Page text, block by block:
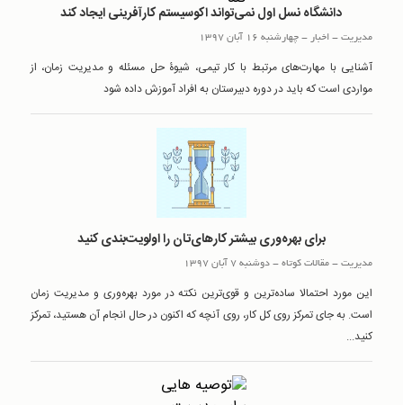
دانشگاه نسل اول نمی‌تواند اکوسیستم کارآفرینی ایجاد کند
مدیریت-اخبار -چهارشنبه 16 آبان 1397
آشنایی با مهارت‌های مرتبط با کار تیمی، شیوۀ حل مسئله و مدیریت زمان، از
مواردی است که باید در دوره دبیرستان به افراد آموزش داده شود
برای بهره‌وری بیشتر کارهای‌تان را اولویت‌بندی کنید
مدیریت-مقالات کوتاه-دوشنبه 7 آبان 1397
این مورد احتمالا ساده‌ترین و قوی‌ترین نکته‌ در مورد بهره‌وری و مدیریت زمان
است. به جای تمرکز روی کل کار، روی آنچه که اکنون در حال انجام آن هستید، تمرکز
کنید...